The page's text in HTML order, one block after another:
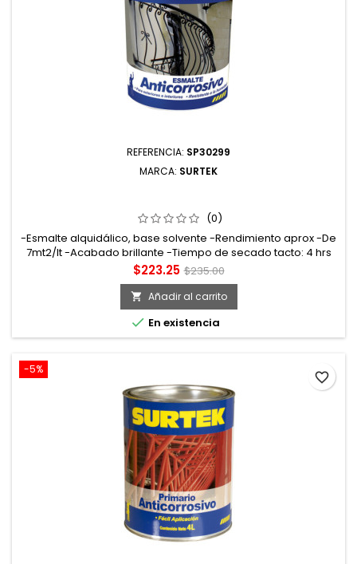
REFERENCIA: SP30299
MARCA: SURTEK
(0)
-Esmalte alquidálico, base solvente -Rendimiento aprox -De
7mt2/lt -Acabado brillante -Tiempo de secado tacto: 4 hrs
curado: 7 días
Precio
$223.25 Precio
base
$235.00
 Añadir al carrito
 En existencia
-5%
favorite_border